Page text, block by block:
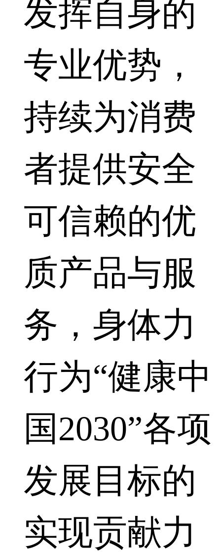
发挥自身的
专业优势，
持续为消费
者提供安全
可信赖的优
质产品与服
务，身体力
行为“健康中
国2030”各项
发展目标的
实现贡献力